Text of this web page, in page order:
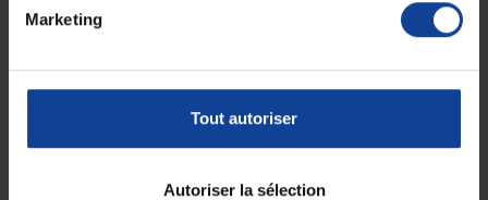
Marketing
Tout autoriser
Autoriser la sélection
Fiche technique
Fiche technique
Coloris Gris
Pays de fabrication Europe